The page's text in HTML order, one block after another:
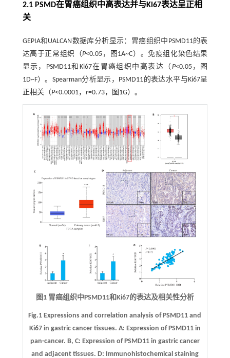
2.1 PSMD在胃癌组织中高表达并与Ki67表达呈正相
关
GEPIA和UALCAN数据库分析显示：胃癌组织中PSMD11的表
达高于正常组织（P<0.05， 图1A~C）。免疫组化染色结果
显示，PSMD11和Ki67在胃癌组织中高表达（ P<0.05，
图
1D~F）。Spearman分析显示，PSMD11的表达水平与Ki67呈
正相关（P<0.0001， r=0.73， 图1G）。
图1 胃癌组织中PSMD11和Ki67的表达及相关性分析
Fig.1 Expressions and correlation analysis of PSMD11 and
Ki67 in gastric cancer tissues. A: Expression of PSMD11 in
pan-cancer. B, C: Expression of PSMD11 in gastric cancer
and adjacent tissues. D: Immunohistochemical staining